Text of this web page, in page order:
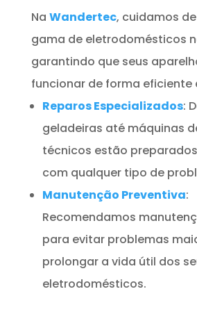
Na Wandertec, cuidamos
gama de eletrodomésticos
garantindo que seus
funcionar de forma eficiente
Reparos Especializados:
geladeiras até máquinas
técnicos estão
com qualquer tipo de
Manutenção Preventiva:
Recomendamos
para evitar problemas
prolongar a vida útil dos
eletrodomésticos.